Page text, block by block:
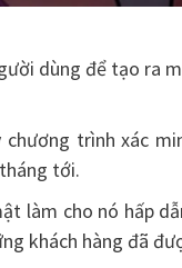
dùng để tạo ra
trình xác
tới.
làm cho nó hấp
khách hàng đã